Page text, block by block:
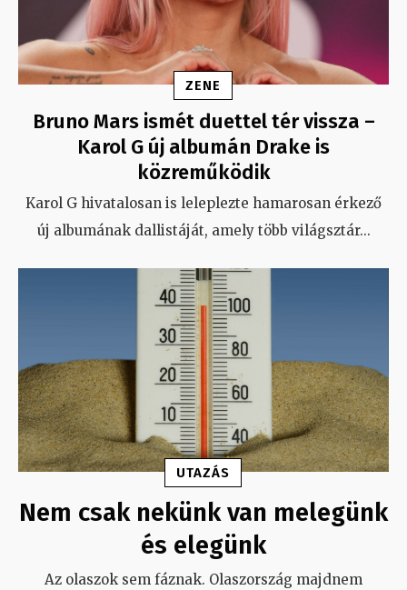
ZENE
Bruno Mars ismét duettel tér vissza –
Karol G új albumán Drake is
közreműködik
Karol G hivatalosan is leleplezte hamarosan érkező
új albumának dallistáját, amely több világsztár...
UTAZÁS
Nem csak nekünk van melegünk
és elegünk
Az olaszok sem fáznak. Olaszország majdnem